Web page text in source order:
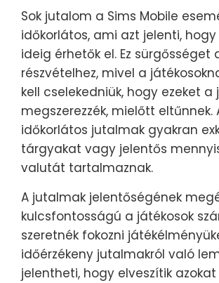
Sok jutalom a Sims Mobile
időkorlátos, ami azt jelenti,
ideig érhetők el. Ez sürgősséget
részvételhez, mivel a
kell cselekedniük, hogy ezeket
megszerezzék, mielőtt eltűnnek.
időkorlátos jutalmak gyakran
tárgyakat vagy jelentős
valutát tartalmaznak.
A jutalmak jelentőségének
kulcsfontosságú a játékosok
szeretnék fokozni
időérzékeny jutalmakról való
jelentheti, hogy elveszítik